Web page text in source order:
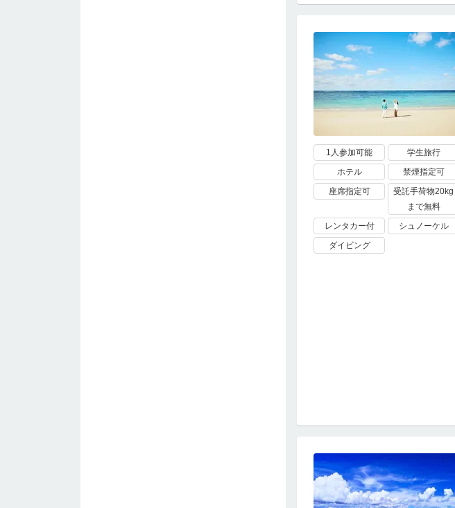
1人参加可能
学生旅行
ホテル
禁煙指定可
座席指定可
受託手荷物20kg
まで無料
レンタカー付
シュノーケル
ダイビング